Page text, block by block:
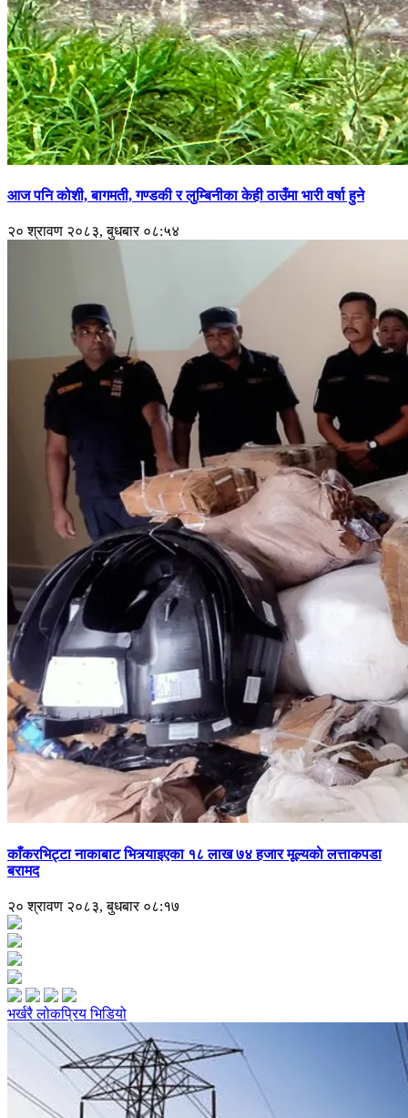
आज पनि कोशी, बागमती, गण्डकी र लुम्बिनीका केही ठाउँमा भारी वर्षा हुने
२० श्रावण २०८३, बुधबार ०८:५४
काँकरभिट्टा नाकाबाट भित्र्याइएका १८ लाख ७४ हजार मूल्यकाे लत्ताकपडा
बरामद
२० श्रावण २०८३, बुधबार ०८:१७
भर्खरैलोकप्रियभिडियो